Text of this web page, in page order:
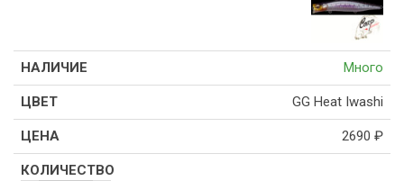
Много
GG Heat Iwashi
2690 ₽